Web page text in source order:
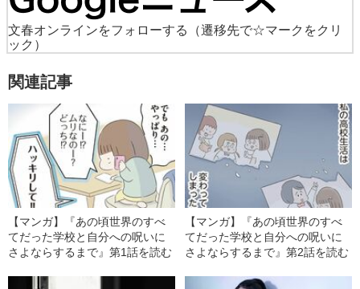
文春オンラインをフォローする
（遷移先で☆マークをクリ
ック）
関連記事
【マンガ】『あの頃世界のすべ
てだった学校と自分への呪いに
さよならするまで』第1話を読む
【マンガ】『あの頃世界のすべ
てだった学校と自分への呪いに
さよならするまで』第2話を読む